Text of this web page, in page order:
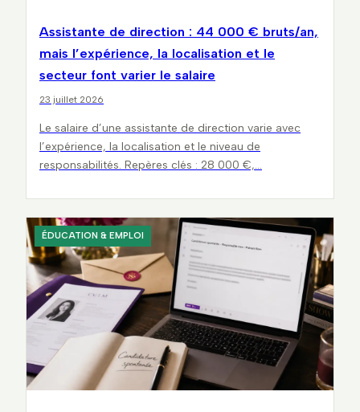
Assistante de direction : 44 000 € bruts/an,
mais l’expérience, la localisation et le
secteur font varier le salaire
23 juillet 2026
Le salaire d’une assistante de direction varie avec
l’expérience, la localisation et le niveau de
responsabilités. Repères clés : 28 000 €,…
ÉDUCATION & EMPLOI